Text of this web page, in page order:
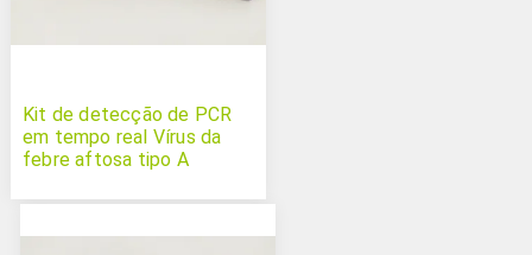
Kit de detecção de PCR
em tempo real Vírus da
febre aftosa tipo A